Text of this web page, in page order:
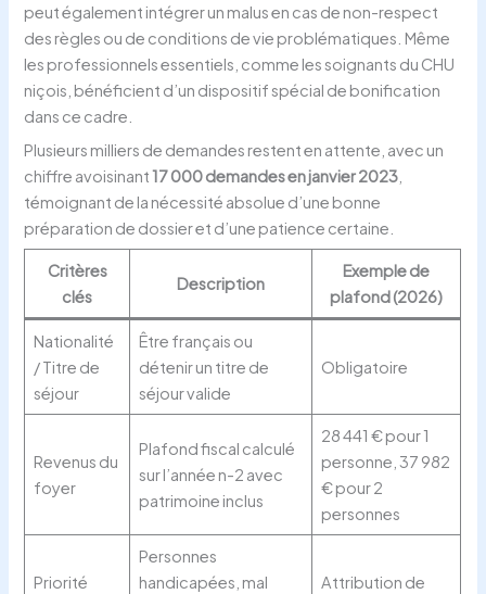
peut également intégrer un malus en cas de non-respect
des règles ou de conditions de vie problématiques. Même
les professionnels essentiels, comme les soignants du CHU
niçois, bénéficient d’un dispositif spécial de bonification
dans ce cadre.
Plusieurs milliers de demandes restent en attente, avec un
chiffre avoisinant17 000 demandes en janvier 2023
témoignant de la nécessité absolue d’une bonne
préparation de dossier et d’une patience certaine.
Critères
clés
Description
Exemple de
plafond (2026)
Nationalité
/ Titre de
séjour
Être français ou
détenir un titre de
séjour valide
Obligatoire
Revenus du
foyer
Plafond fiscal calculé
sur l’année n-2 avec
patrimoine inclus
28 441 € pour 1
personne, 37 982
€ pour 2
personnes
Priorité
Personnes
handicapées, mal
Attribution de